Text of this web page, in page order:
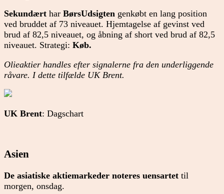
Sekundært har BørsUdsigten genkøbt en lang position
ved bruddet af 73 niveauet. Hjemtagelse af gevinst ved
brud af 82,5 niveauet, og åbning af short ved brud af 82,5
niveauet. Strategi: Køb.
Olieaktier handles efter signalerne fra den underliggende
råvare. I dette tilfælde UK Brent.
UK Brent: Dagschart
Asien
De asiatiske aktiemarkeder noteres uensartet til
morgen, onsdag.